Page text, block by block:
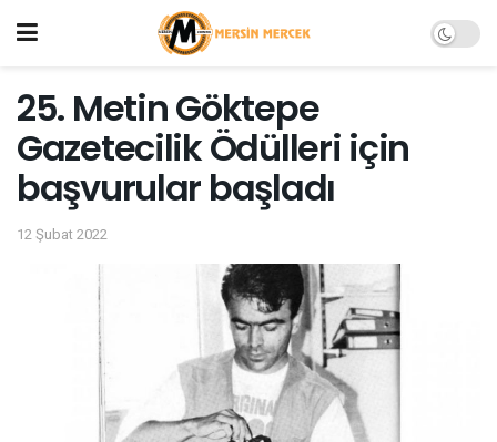
25. Metin Göktepe
Gazetecilik Ödülleri için
başvurular başladı
12 Şubat 2022